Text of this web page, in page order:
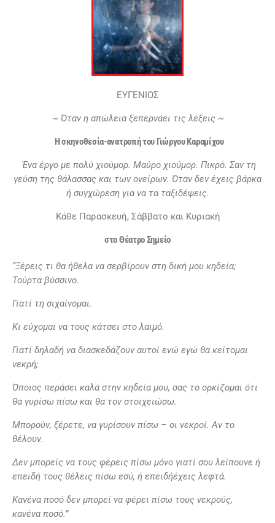
ΕΥΓΕΝΙΟΣ
~ Όταν η απώλειαξεπερνάει τις λέξεις ~
Η σκηνοθεσία-ανατροπή του Γιώργου Καραμίχου
Ένα έργο με πολύ χιούμορ. Μαύρο χιούμορ. Πικρό. Σαν τη
γεύση της θάλασσας και των ονείρων. Όταν δεν έχεις βάρκα
ή συγχώρεση για να τα ταξιδέψεις.
Κάθε Παρασκευή, Σάββατο και Κυριακή
στο Θέατρο Σημείο
“Ξέρεις τι θα ήθελα να σερβίρουν στη δική µου κηδεία;
Τούρτα βύσσινο.
Γιατί τη σιχαίνοµαι.
Κι εύχοµαι να τους κάτσει στο λαιµό.
Γιατί δηλαδή να διασκεδάζουν αυτοί ενώ εγώ θα κείτοµαι
νεκρή;
Όποιος περάσει καλά στην κηδεία µου, σας το ορκίζοµαι ότι
θα γυρίσω πίσω και θα τον στοιχειώσω.
Μπορούν, ξέρετε, να γυρίσουν πίσω – οι νεκροί. Αν το
θέλουν.
Δεν µπορείς να τους φέρεις πίσω µόνο γιατί σου λείπουνε ή
επειδή τους θέλεις πίσω εσύ, ή επειδήέχεις λεφτά.
Κανένα ποσό δεν µπορεί να φέρει πίσω τους νεκρούς,
κανένα ποσό.”